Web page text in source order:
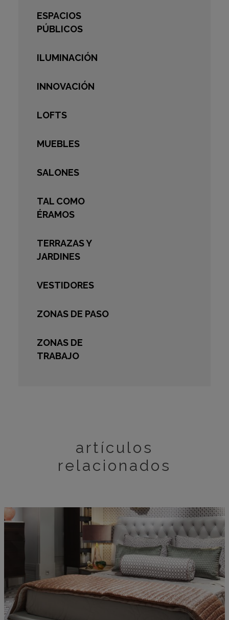
ESPACIOS
PÚBLICOS
ILUMINACIÓN
INNOVACIÓN
LOFTS
MUEBLES
SALONES
TAL COMO
ÉRAMOS
TERRAZAS Y
JARDINES
VESTIDORES
ZONAS DE PASO
ZONAS DE
TRABAJO
artículos
relacionados